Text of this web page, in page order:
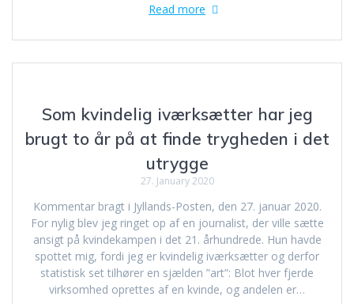
Read more
Som kvindelig iværksætter har jeg
brugt to år på at finde trygheden i det
utrygge
27. January 2020
Kommentar bragt i Jyllands-Posten, den 27. januar 2020.
For nylig blev jeg ringet op af en journalist, der ville sætte
ansigt på kvindekampen i det 21. århundrede. Hun havde
spottet mig, fordi jeg er kvindelig iværksætter og derfor
statistisk set tilhører en sjælden ”art”: Blot hver fjerde
virksomhed oprettes af en kvinde, og andelen er…